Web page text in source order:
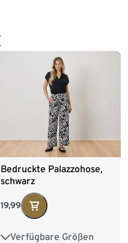
Bedruckte Palazzohose,
schwarz
19,99
Verfügbare Größen
S 36/38 M 40/42